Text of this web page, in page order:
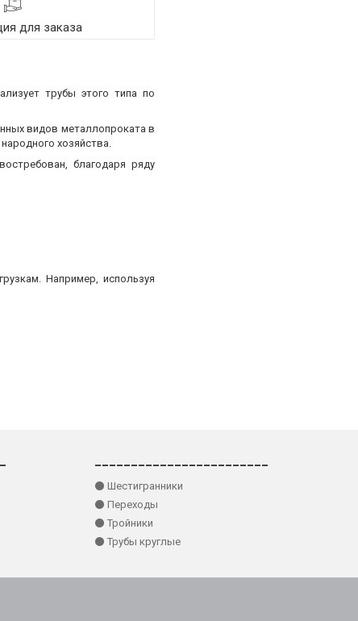
для заказа
трубы этого типа по
видов металлопроката в
хозяйства.
благодаря ряду
Например, используя
⚫ Шестигранники
⚫ Переходы
⚫ Тройники
⚫ Трубы круглые